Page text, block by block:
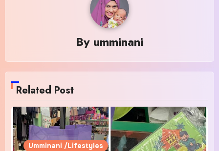
By umminani
Related Post
Umminani /Lifestyles